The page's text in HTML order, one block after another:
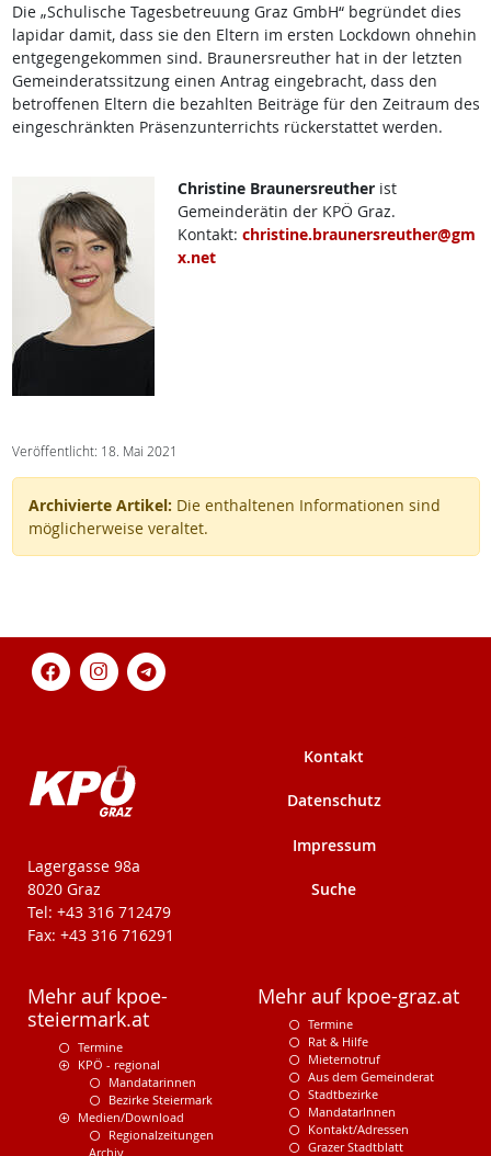
Die „Schulische Tagesbetreuung Graz GmbH“ begründet dies
lapidar damit, dass sie den Eltern im ersten Lockdown ohnehin
entgegengekommen sind. Braunersreuther hat in der letzten
Gemeinderatssitzung einen Antrag eingebracht, dass den
betroffenen Eltern die bezahlten Beiträge für den Zeitraum des
eingeschränkten Präsenzunterrichts rückerstattet werden.
Christine Braunersreutherist
Gemeinderätin der KPÖ Graz.
Kontakt: christine.braunersreuther@gm
x.net
Veröffentlicht: 18. Mai 2021
Archivierte Artikel: Die enthaltenen Informationen sind
möglicherweise veraltet.
KPÖ-Steiermark
Lagergasse 98a
8020 Graz
Tel: +43 316 712479
Fax: +43 316 716291
Kontakt
Datenschutz
Impressum
Suche
Mehr auf kpoe-
steiermark.at
Termine
KPÖ - regional
Mandatarinnen
Bezirke Steiermark
Medien/Download
Regionalzeitungen
Archiv
Mehr auf kpoe-graz.at
Termine
Rat & Hilfe
Mieternotruf
Aus dem Gemeinderat
Stadtbezirke
MandatarInnen
Kontakt/Adressen
Grazer Stadtblatt